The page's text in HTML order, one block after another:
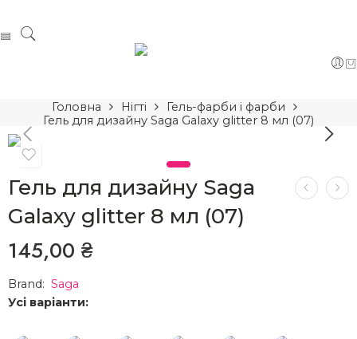
Головна Нігті
Гель-фарби і фарби
Гель для дизайну Saga Galaxy glitter 8 мл (07)
Гель для дизайну Saga
Galaxy glitter 8 мл (07)
145,00 ₴
Brand: Saga
Усі варіанти: